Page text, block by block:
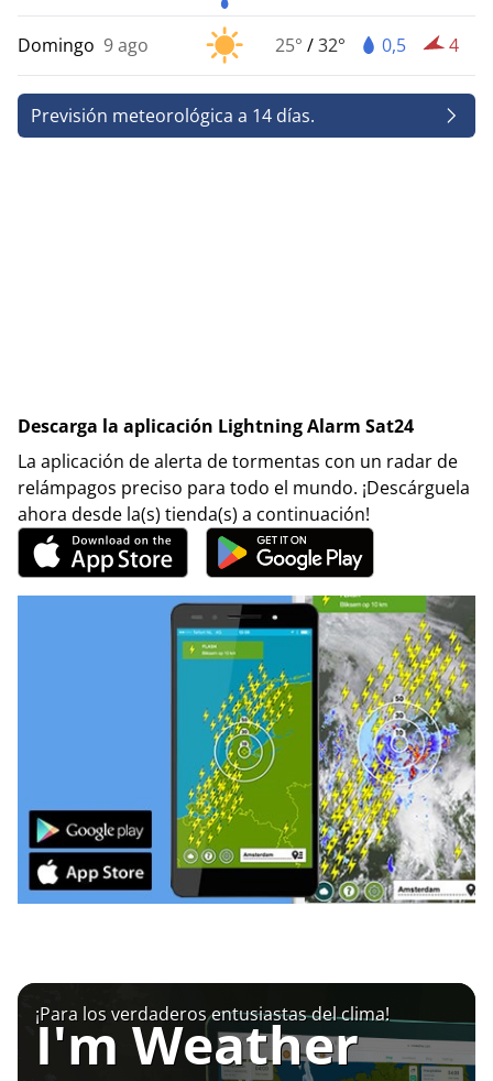
Domingo 9 ago 25° /32° 0,5 4
Previsión meteorológica a 14 días.
Descarga la aplicación Lightning Alarm Sat24
La aplicación de alerta de tormentas con un radar de
relámpagos preciso para todo el mundo. ¡Descárguela
ahora desde la(s) tienda(s) a continuación!
¡Para los verdaderos entusiastas del clima!
I'm Weather